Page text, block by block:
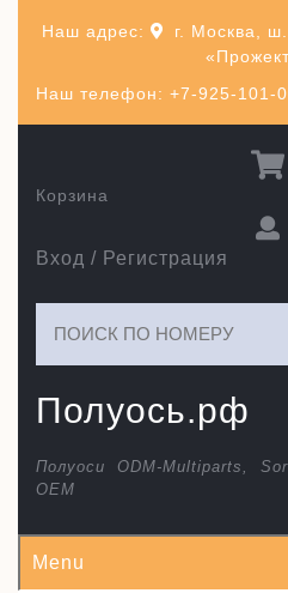
Наш телефон: +7-925-101-
Наш адрес:
г. Москва,
Полуось.рф
Полуоси ODM-Multiparts,
ОЕМ
Вход / Регистрация
Корзина
Menu